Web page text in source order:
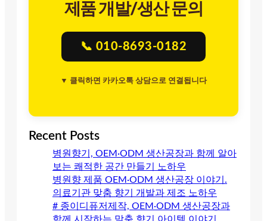
제품 개발/생산 문의
📞 010-8693-0182
▼ 클릭하면 카카오톡 상담으로 연결됩니다
Recent Posts
병원향기, OEM·ODM 생산공장과 함께 알아
보는 쾌적한 공간 만들기 노하우
병원향 제품 OEM·ODM 생산공장 이야기.
의료기관 맞춤 향기 개발과 제조 노하우
# 종이디퓨저제작, OEM·ODM 생산공장과